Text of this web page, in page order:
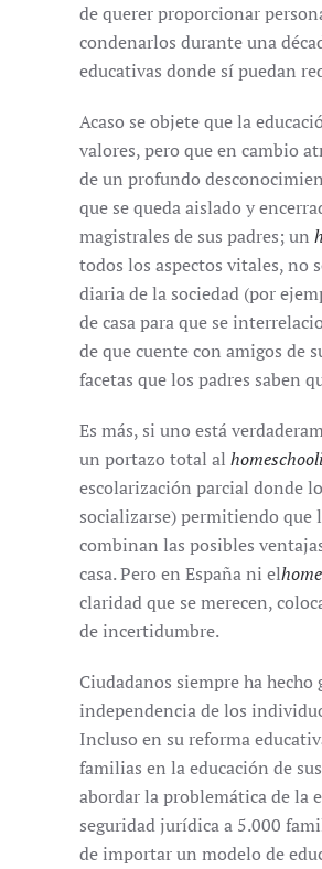
de querer proporcionar
condenarlos durante una
educativas donde sí puedan
Acaso se objete que la
valores, pero que en cambio
de un profundo
que se queda aislado y
magistrales de sus padres; un
todos los aspectos vitales,
diaria de la sociedad (por
de casa para que se
de que cuente con amigos de
facetas que los padres saben
Es más, si uno está
un portazo total al
escolarización parcial donde
socializarse) permitiendo que
combinan las posibles
casa. Pero en España ni el
claridad que se merecen,
de incertidumbre.
Ciudadanos siempre ha
independencia de los
Incluso en su reforma
familias en la educación de
abordar la problemática de la
seguridad jurídica a 5.000
de importar un modelo de